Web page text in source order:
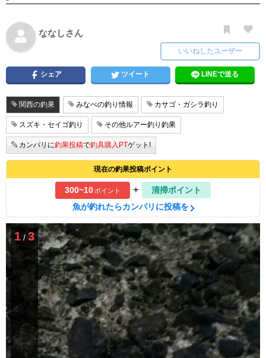
ななしさん
いいねしたユーザー
シェア ツイート LINEで送る
関西の釣果 みなべの釣り情報 カサゴ・ガシラ釣り
スズキ・セイゴ釣り その他ルアー釣り釣果
カンパリに釣果投稿で釣具購入PTゲット!
現在の釣果投稿ポイント
300~10ポイント +
清掃ポイント
魚が釣れたらカンパリに投稿を
1 / 3